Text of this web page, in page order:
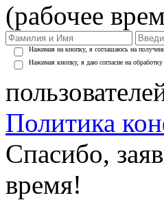
(рабочее
Нажимая на кнопку, я соглашаюсь на
Нажимая кнопку, я даю согласие на
Политика
Спасибо,
время!